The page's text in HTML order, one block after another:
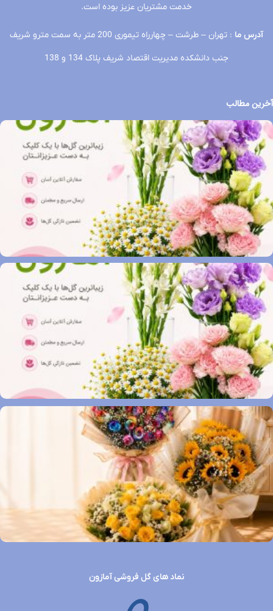
خدمت مشتریان عزیز بوده است.
آدرس ما
: تهران – طرشت – چهارراه تیموری 200 متر به سمت مترو شریف
جنب دانشکده مدیریت اقتصاد شریف پلاک 134 و 138
آخرین مطالب
نماد های گل فروشی آمازون